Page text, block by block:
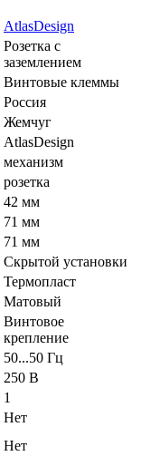
AtlasDesign
Розетка с
заземлением
Винтовые клеммы
Россия
Жемчуг
AtlasDesign
механизм
розетка
42 мм
71 мм
71 мм
Скрытой установки
Термопласт
Матовый
Винтовое
крепление
50...50 Гц
250 В
1
Нет
Нет